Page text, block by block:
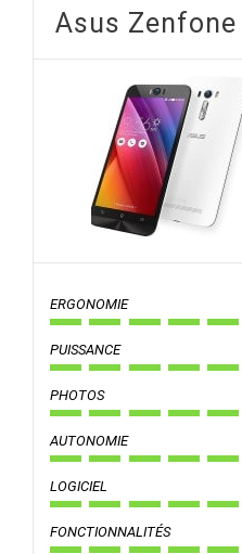
Asus
ERGONOMIE
PUISSANCE
PHOTOS
AUTONOMIE
LOGICIEL
FONCTIONNALITÉS